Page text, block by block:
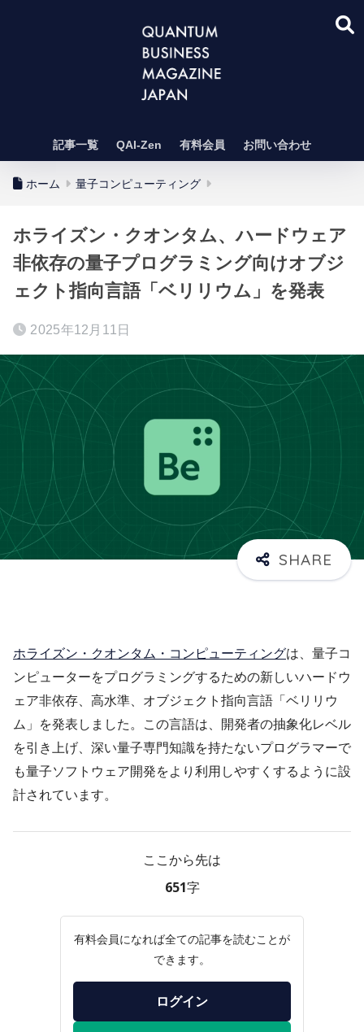
記事一覧 QAI-Zen 有料会員 お問い合わせ
ホーム 量子コンピューティング
ホライズン・クオンタム、ハードウェア
非依存の量子プログラミング向けオブジ
ェクト指向言語「ベリリウム」を発表
2025年12月11日
ホライズン・クオンタム・コンピューティングは、量子コ
ンピューターをプログラミングするための新しいハードウ
ェア非依存、高水準、オブジェクト指向言語「ベリリウ
ム」を発表しました。この言語は、開発者の抽象化レベル
を引き上げ、深い量子専門知識を持たないプログラマーで
も量子ソフトウェア開発をより利用しやすくするように設
計されています。
ここから先は
651字
有料会員になれば全ての記事を読むことが
できます。
ログイン